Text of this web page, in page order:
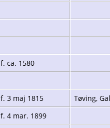
f. ca. 1580
f. 3 maj 1815 Tøving,
f. 4 mar. 1899